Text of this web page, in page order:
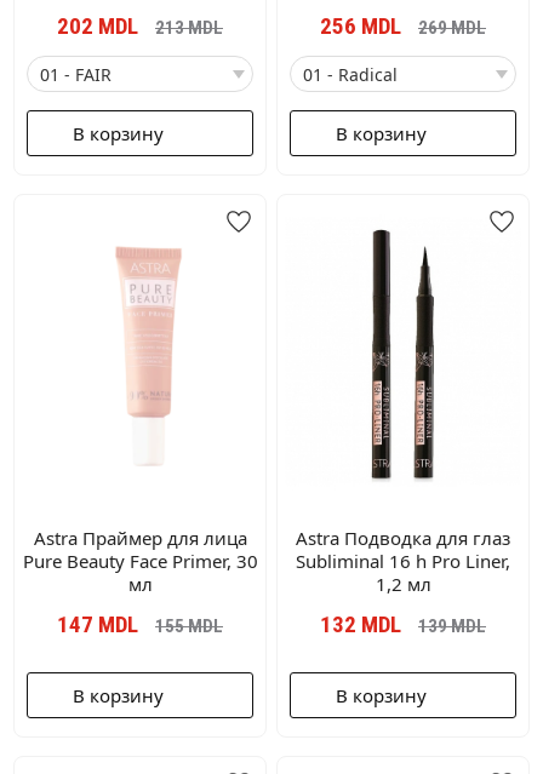
202 MDL 213MDL
В корзину
256 MDL 269MDL
В корзину
Astra Праймер для лица
Pure Beauty Face Primer, 30
мл
147 MDL 155MDL
В корзину
Astra Подводка для глаз
Subliminal 16 h Pro Liner,
1,2 мл
132 MDL 139MDL
В корзину